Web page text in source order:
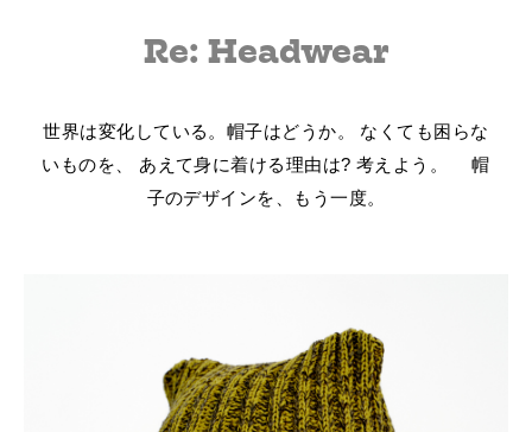
Re: Headwear
世界は変化している。帽子はどうか。
なくても困らな
いものを、
あえて身に着ける理由は? 考えよう。
帽
子のデザインを、もう一度。